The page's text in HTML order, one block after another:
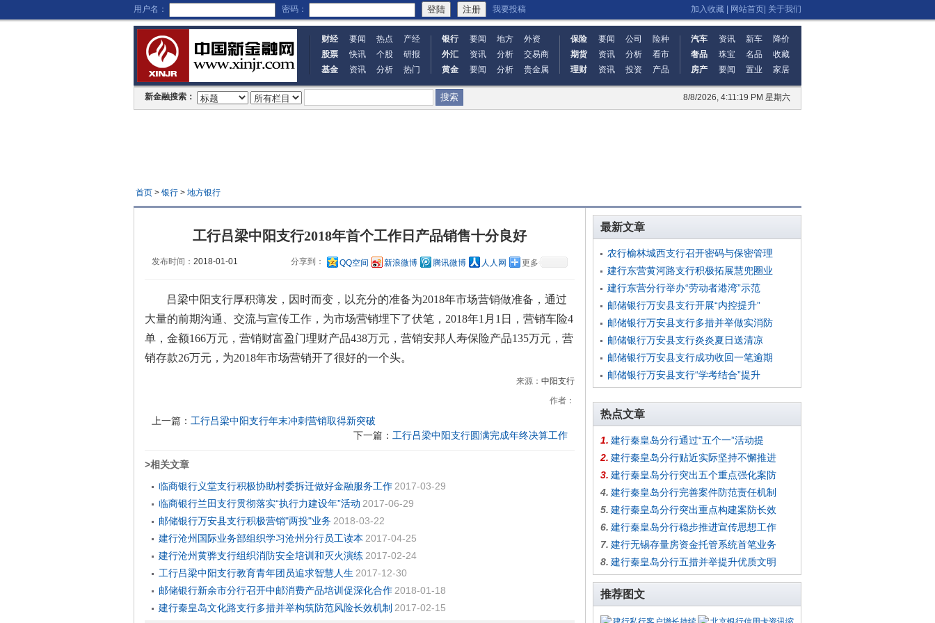
用户名： 密码： 我要投稿 加入收藏 网站首页 关于我们
财经 要闻 热点
产经
股票
快讯 个股
研报
基金
资讯 分析 热门
银行 要闻 地方
外资
外汇
资讯 分析
交易商
黄金
要闻 分析 贵金属
保险 要闻 公司
险种
期货
资讯 分析
看市
理财
资讯 投资 产品
汽车 资讯 新车
降价
奢品
珠宝 名品
收藏
房产
要闻 置业 家居
8/8/2026, 4:11:20 PM 星期六
新金融搜索：
首页> 银行> 地方银行
工行吕梁中阳支行2018年首个工作日产品销售十分良好
发布时间： 2018-01-01 分享到： QQ空间 新浪微博 腾讯微博 人人网 更多
吕梁中阳支行厚积薄发，因时而变，以充分的准备为2018年市场营销做准备，通过
大量的前期沟通、交流与宣传工作，为市场营销埋下了伏笔， 2018年1 月 1 日，营销车险4
单，金额166万元，营销财富盈门理财产品438万元，营销安邦人寿保险产品135万元，营
销存款26万元，为2018年市场营销开了很好的一个头。
来源： 中阳支行
作者：
上一篇： 工行吕梁中阳支行年末冲刺营销取得新突破
下一篇： 工行吕梁中阳支行圆满完成年终决算工作
>相关文章
临商银行义堂支行积极协助村委拆迁做好金融服务工作 2017-03-29
临商银行兰田支行贯彻落实“执行力建设年”活动 2017-06-29
邮储银行万安县支行积极营销"两投"业务 2018-03-22
建行沧州国际业务部组织学习沧州分行员工读本 2017-04-25
建行沧州黄骅支行组织消防安全培训和灭火演练 2017-02-24
工行吕梁中阳支行教育青年团员追求智慧人生 2017-12-30
邮储银行新余市分行召开中邮消费产品培训促深化合作 2018-01-18
建行秦皇岛文化路支行多措并举构筑防范风险长效机制 2017-02-15
最新文章
农行榆林城西支行召开密码与保密管理
建行东营黄河路支行积极拓展慧兜圈业
建行东营分行举办“劳动者港湾”示范
邮储银行万安县支行开展“内控提升”
邮储银行万安县支行多措并举做实消防
邮储银行万安县支行炎炎夏日送清凉
邮储银行万安县支行成功收回一笔逾期
邮储银行万安县支行“学考结合”提升
热点文章
1. 建行秦皇岛分行通过“五个一”活动提
2. 建行秦皇岛分行贴近实际坚持不懈推进
3. 建行秦皇岛分行突出五个重点强化案防
4. 建行秦皇岛分行完善案件防范责任机制
5. 建行秦皇岛分行突出重点构建案防长效
6. 建行秦皇岛分行稳步推进宣传思想工作
7. 建行无锡存量房资金托管系统首笔业务
8. 建行秦皇岛分行五措并举提升优质文明
推荐图文